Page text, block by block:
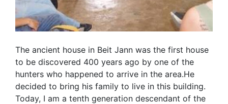
The ancient house in Beit Jann was the first house
to be discovered 400 years ago by one of the
hunters who happened to arrive in the area.He
decided to bring his family to live in this building.
Today, I am a tenth generation descendant of the